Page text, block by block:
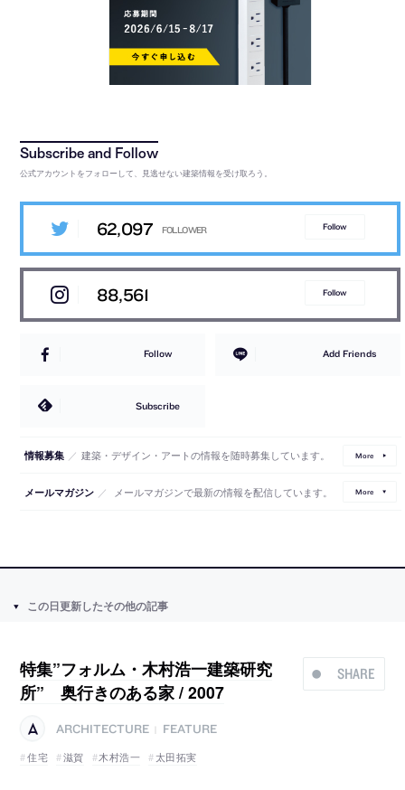
公式アカウントをフォローして、見逃せない建築情報を受け取ろう。
62,097 Follow
88,561 Follow
Follow Add Friends
Subscribe
情報募集 ／ 建築・デザイン・アートの情報を随時募集しています。 More
メールマガジン ／ メールマガジンで最新の情報を配信しています。 More
この日更新したその他の記事
SHARE
特集”フォルム・木村浩一建築研究
所” 奥行きのある家 / 2007
ARCHITECTURE
FEATURE
住宅
滋賀 木村浩一 太田拓実